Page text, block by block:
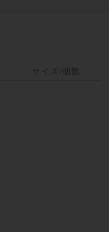
サイズ/個数